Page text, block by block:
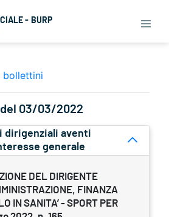
- BURP
bollettini
03/03/2022
dirigenziali aventi
generale
DEL DIRIGENTE
FINANZA
IN SANITA’ - SPORT PER